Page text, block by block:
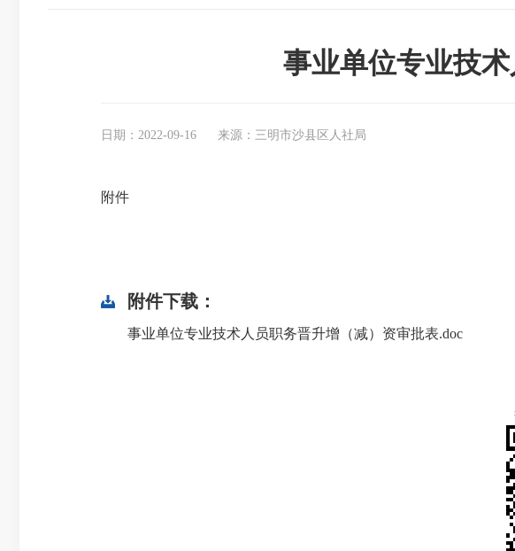
事业单位专业技
日期：2022-09-16 来源：三明市沙县区人社局
附件
附件下载：
事业单位专业技术人员职务晋升增（减）资审批表.doc